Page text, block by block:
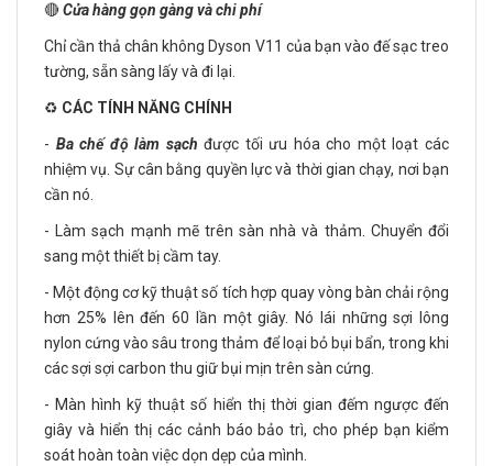
🔴Cửa hàng gọn gàng và chi phí
Chỉ cần thả chân không Dyson V11 của bạn vào đế sạc treo
tường, sẵn sàng lấy và đi lại.
♻️ CÁC TÍNH NĂNG CHÍNH
- Ba chế độ làm sạch được tối ưu hóa cho một loạt các
nhiệm vụ. Sự cân bằng quyền lực và thời gian chạy, nơi bạn
cần nó.
- Làm sạch mạnh mẽ trên sàn nhà và thảm. Chuyển đổi
sang một thiết bị cầm tay.
- Một động cơ kỹ thuật số tích hợp quay vòng bàn chải rộng
hơn 25% lên đến 60 lần một giây. Nó lái những sợi lông
nylon cứng vào sâu trong thảm để loại bỏ bụi bẩn, trong khi
các sợi sợi carbon thu giữ bụi mịn trên sàn cứng.
- Màn hình kỹ thuật số hiển thị thời gian đếm ngược đến
giây và hiển thị các cảnh báo bảo trì, cho phép bạn kiểm
soát hoàn toàn việc dọn dẹp của mình.